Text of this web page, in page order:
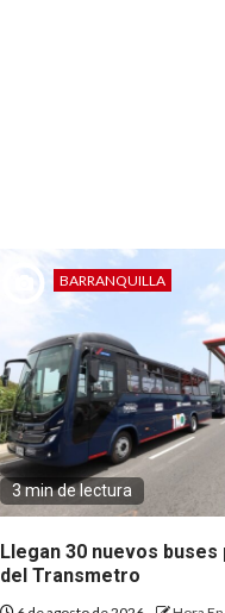
BARRANQUILLA
3 min de lectura
Llegan 30 nuevos
del Transmetro